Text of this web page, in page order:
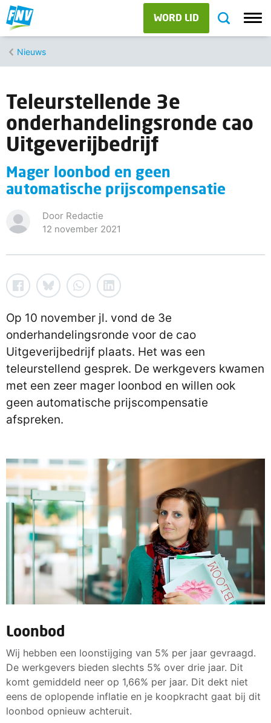
WORD LID
Nieuws
Teleurstellende 3e
onderhandelingsronde cao
Uitgeverijbedrijf
Mager loonbod en geen
automatische prijscompensatie
Door Redactie
12 november 2021
Op 10 november jl. vond de 3e
onderhandelingsronde voor de cao
Uitgeverijbedrijf plaats. Het was een
teleurstellend gesprek. De werkgevers kwamen
met een zeer mager loonbod en willen ook
geen automatische prijscompensatie
afspreken.
Loonbod
Wij hebben een loonstijging van 5% per jaar gevraagd.
De werkgevers bieden slechts 5% over drie jaar. Dit
komt gemiddeld neer op 1,66% per jaar. Dit dekt niet
eens de oplopende inflatie en je koopkracht gaat bij dit
loonbod opnieuw achteruit.